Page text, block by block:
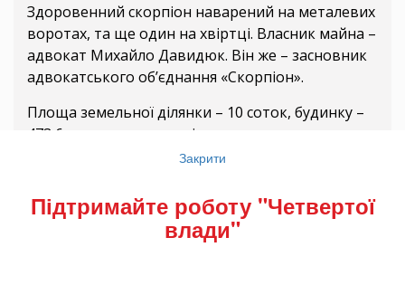
Здоровенний скорпіон наварений на металевих
воротах, та ще один на хвіртці. Власник майна –
адвокат Михайло Давидюк. Він же – засновник
адвокатського об’єднання «Скорпіон».
Площа земельної ділянки – 10 соток, будинку –
473,6 квадратних метрів.
Закрити
Підтримайте роботу "Четвертої
влади"